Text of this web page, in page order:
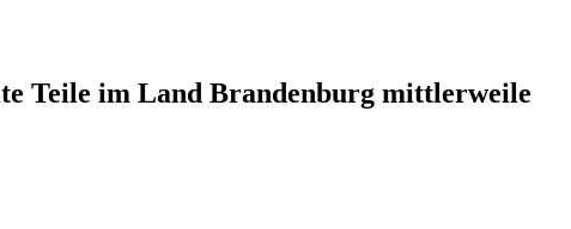
Teile im Land Brandenburg mittlerweile